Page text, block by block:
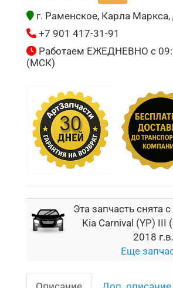
г. Раменское, Карла Маркса,
+7 901 417-31-91
Работаем ЕЖЕДНЕВНО с
(МСК)
Эта запчасть снята
Kia Carnival (YP) III
2018 г.в.
Еще